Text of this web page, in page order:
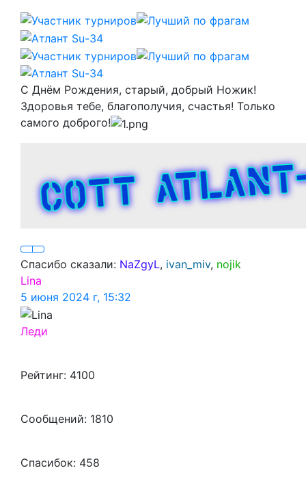
С Днём Рождения, старый, добрый Ножик!
Здоровья тебе, благополучия, счастья! Только
самого доброго!
Спасибо сказали: NaZgyL, ivan_miv, nojik
Lina
5 июня 2024 г, 15:32
Леди
Рейтинг: 4100
Сообщений: 1810
Спасибок: 458